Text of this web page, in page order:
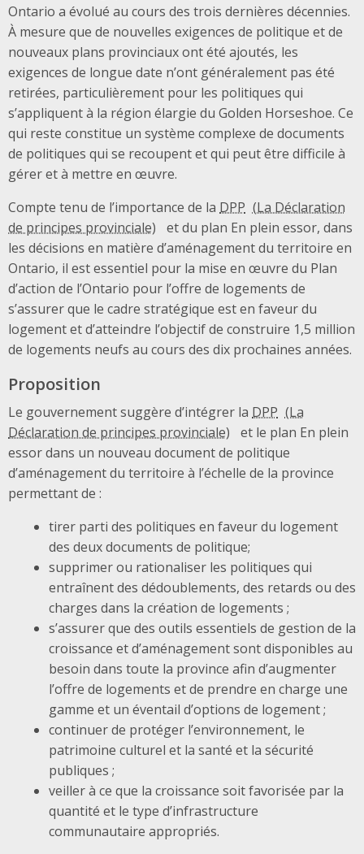
Ontario a évolué au cours des trois dernières décennies.
À mesure que de nouvelles exigences de politique et de
nouveaux plans provinciaux ont été ajoutés, les
exigences de longue date n’ont généralement pas été
retirées, particulièrement pour les politiques qui
s’appliquent à la région élargie du Golden Horseshoe. Ce
qui reste constitue un système complexe de documents
de politiques qui se recoupent et qui peut être difficile à
gérer et à mettre en œuvre.
Compte tenu de l’importance de la DPP
et du plan En plein essor, dans
les décisions en matière d’aménagement du territoire en
Ontario, il est essentiel pour la mise en œuvre du Plan
d’action de l’Ontario pour l’offre de logements de
s’assurer que le cadre stratégique est en faveur du
logement et d’atteindre l’objectif de construire 1,5 million
de logements neufs au cours des dix prochaines années.
Proposition
Le gouvernement suggère d’intégrer la DPP
et le plan En plein
essor dans un nouveau document de politique
d’aménagement du territoire à l’échelle de la province
permettant de :
tirer parti des politiques en faveur du logement
des deux documents de politique;
supprimer ou rationaliser les politiques qui
entraînent des dédoublements, des retards ou des
charges dans la création de logements ;
s’assurer que des outils essentiels de gestion de la
croissance et d’aménagement sont disponibles au
besoin dans toute la province afin d’augmenter
l’offre de logements et de prendre en charge une
gamme et un éventail d’options de logement ;
continuer de protéger l’environnement, le
patrimoine culturel et la santé et la sécurité
publiques ;
veiller à ce que la croissance soit favorisée par la
quantité et le type d’infrastructure
communautaire appropriés.